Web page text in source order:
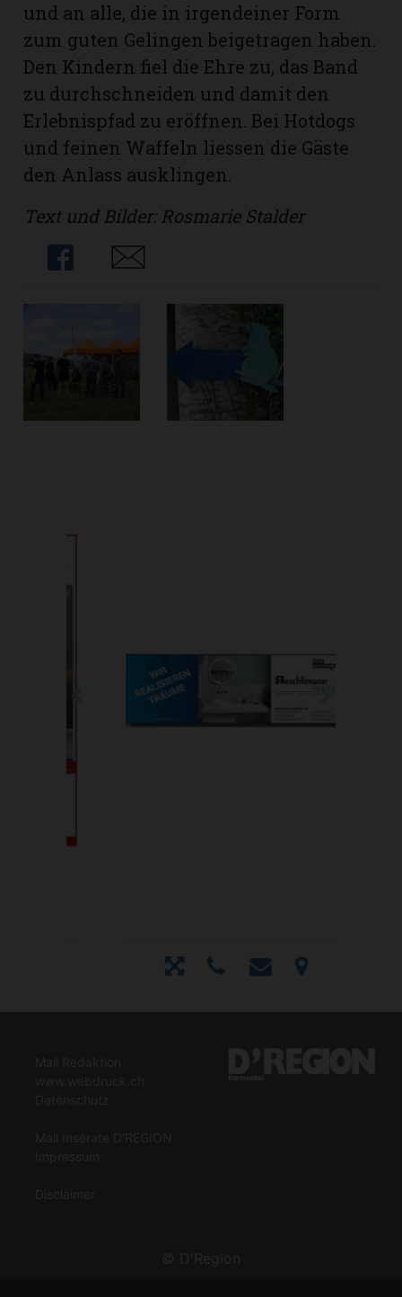
und an alle, die in irgendeiner Form
zum guten Gelingen beigetragen haben.
Den Kindern fiel die Ehre zu, das Band
zu durchschneiden und damit den
Erlebnispfad zu eröffnen. Bei Hotdogs
und feinen Waffeln liessen die Gäste
den Anlass ausklingen.
Text und Bilder: Rosmarie Stalder
Share
Share